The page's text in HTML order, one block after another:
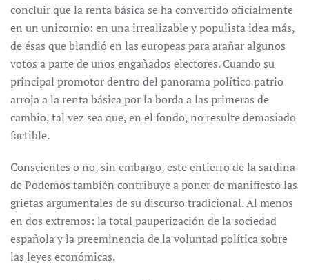
concluir que la renta básica se ha convertido oficialmente
en un unicornio: en una irrealizable y populista idea más,
de ésas que blandió en las europeas para arañar algunos
votos a parte de unos engañados electores. Cuando su
principal promotor dentro del panorama político patrio
arroja a la renta básica por la borda a las primeras de
cambio, tal vez sea que, en el fondo, no resulte demasiado
factible.
Conscientes o no, sin embargo, este entierro de la sardina
de Podemos también contribuye a poner de manifiesto las
grietas argumentales de su discurso tradicional. Al menos
en dos extremos: la total pauperización de la sociedad
española y la preeminencia de la voluntad política sobre
las leyes económicas.